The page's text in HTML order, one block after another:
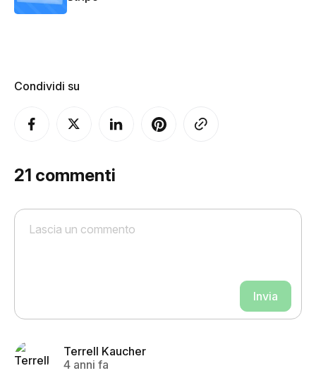
Condividi su
21 commenti
Invia
Terrell Kaucher
4 anni fa